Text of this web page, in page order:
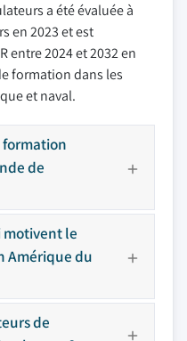
a été évaluée à
en 2023 et est
entre 2024 et 2032 en
formation dans les
et naval.
de
motivent le
Amérique du
de